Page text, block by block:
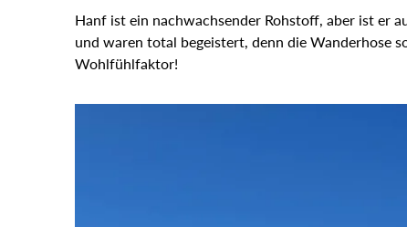
Hanf ist ein nachwachsender Rohstoff, aber ist er
und waren total begeistert, denn die Wanderhose
Wohlfühlfaktor!